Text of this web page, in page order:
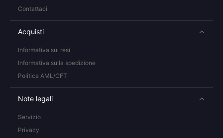
Contattaci
Acquisti
Informativa sui resi
Informativa sulla spedizione
Politica AML/CFT
Note legali
Servizio
Privacy